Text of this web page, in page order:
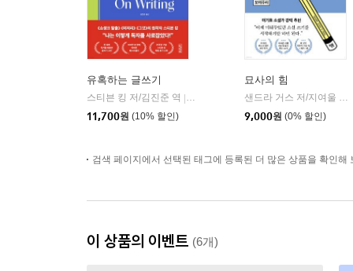
유혹하는 글쓰기
스티븐 킹 저/김진준 역
김영사
11,700원 (10% 할인)
묘사의 힘
샌드라 거스 저/지여울 역
9,000원 (0% 할인)
검색 페이지에서 선택된 태그에 등록된 더 많은 상품을 확인해
이 상품의 이벤트 (6개)